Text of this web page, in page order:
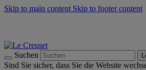
Skip to main content Skip to footer content
Suchen
Sind Sie sicher, dass Sie die Website